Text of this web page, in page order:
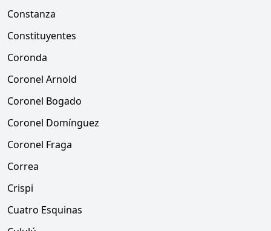
Constanza
Constituyentes
Coronda
Coronel Arnold
Coronel Bogado
Coronel Domínguez
Coronel Fraga
Correa
Crispi
Cuatro Esquinas